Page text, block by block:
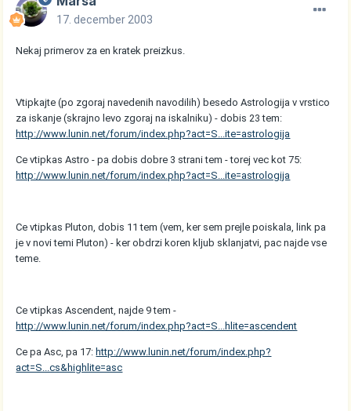
17. december 2003
Nekaj primerov za en kratek preizkus.
Vtipkajte (po zgoraj navedenih navodilih) besedo Astrologija v vrstico
za iskanje (skrajno levo zgoraj na iskalniku) - dobis 23 tem:
http://www.lunin.net/forum/index.php?act=S...ite=astrologija
Ce vtipkas Astro - pa dobis dobre 3 strani tem - torej vec kot 75:
http://www.lunin.net/forum/index.php?act=S...ite=astrologija
Ce vtipkas Pluton, dobis 11 tem (vem, ker sem prejle poiskala, link pa
je v novi temi Pluton) - ker obdrzi koren kljub sklanjatvi, pac najde vse
teme.
Ce vtipkas Ascendent, najde 9 tem -
http://www.lunin.net/forum/index.php?act=S...hlite=ascendent
Ce pa Asc, pa 17: http://www.lunin.net/forum/index.php?
act=S...cs&highlite=asc